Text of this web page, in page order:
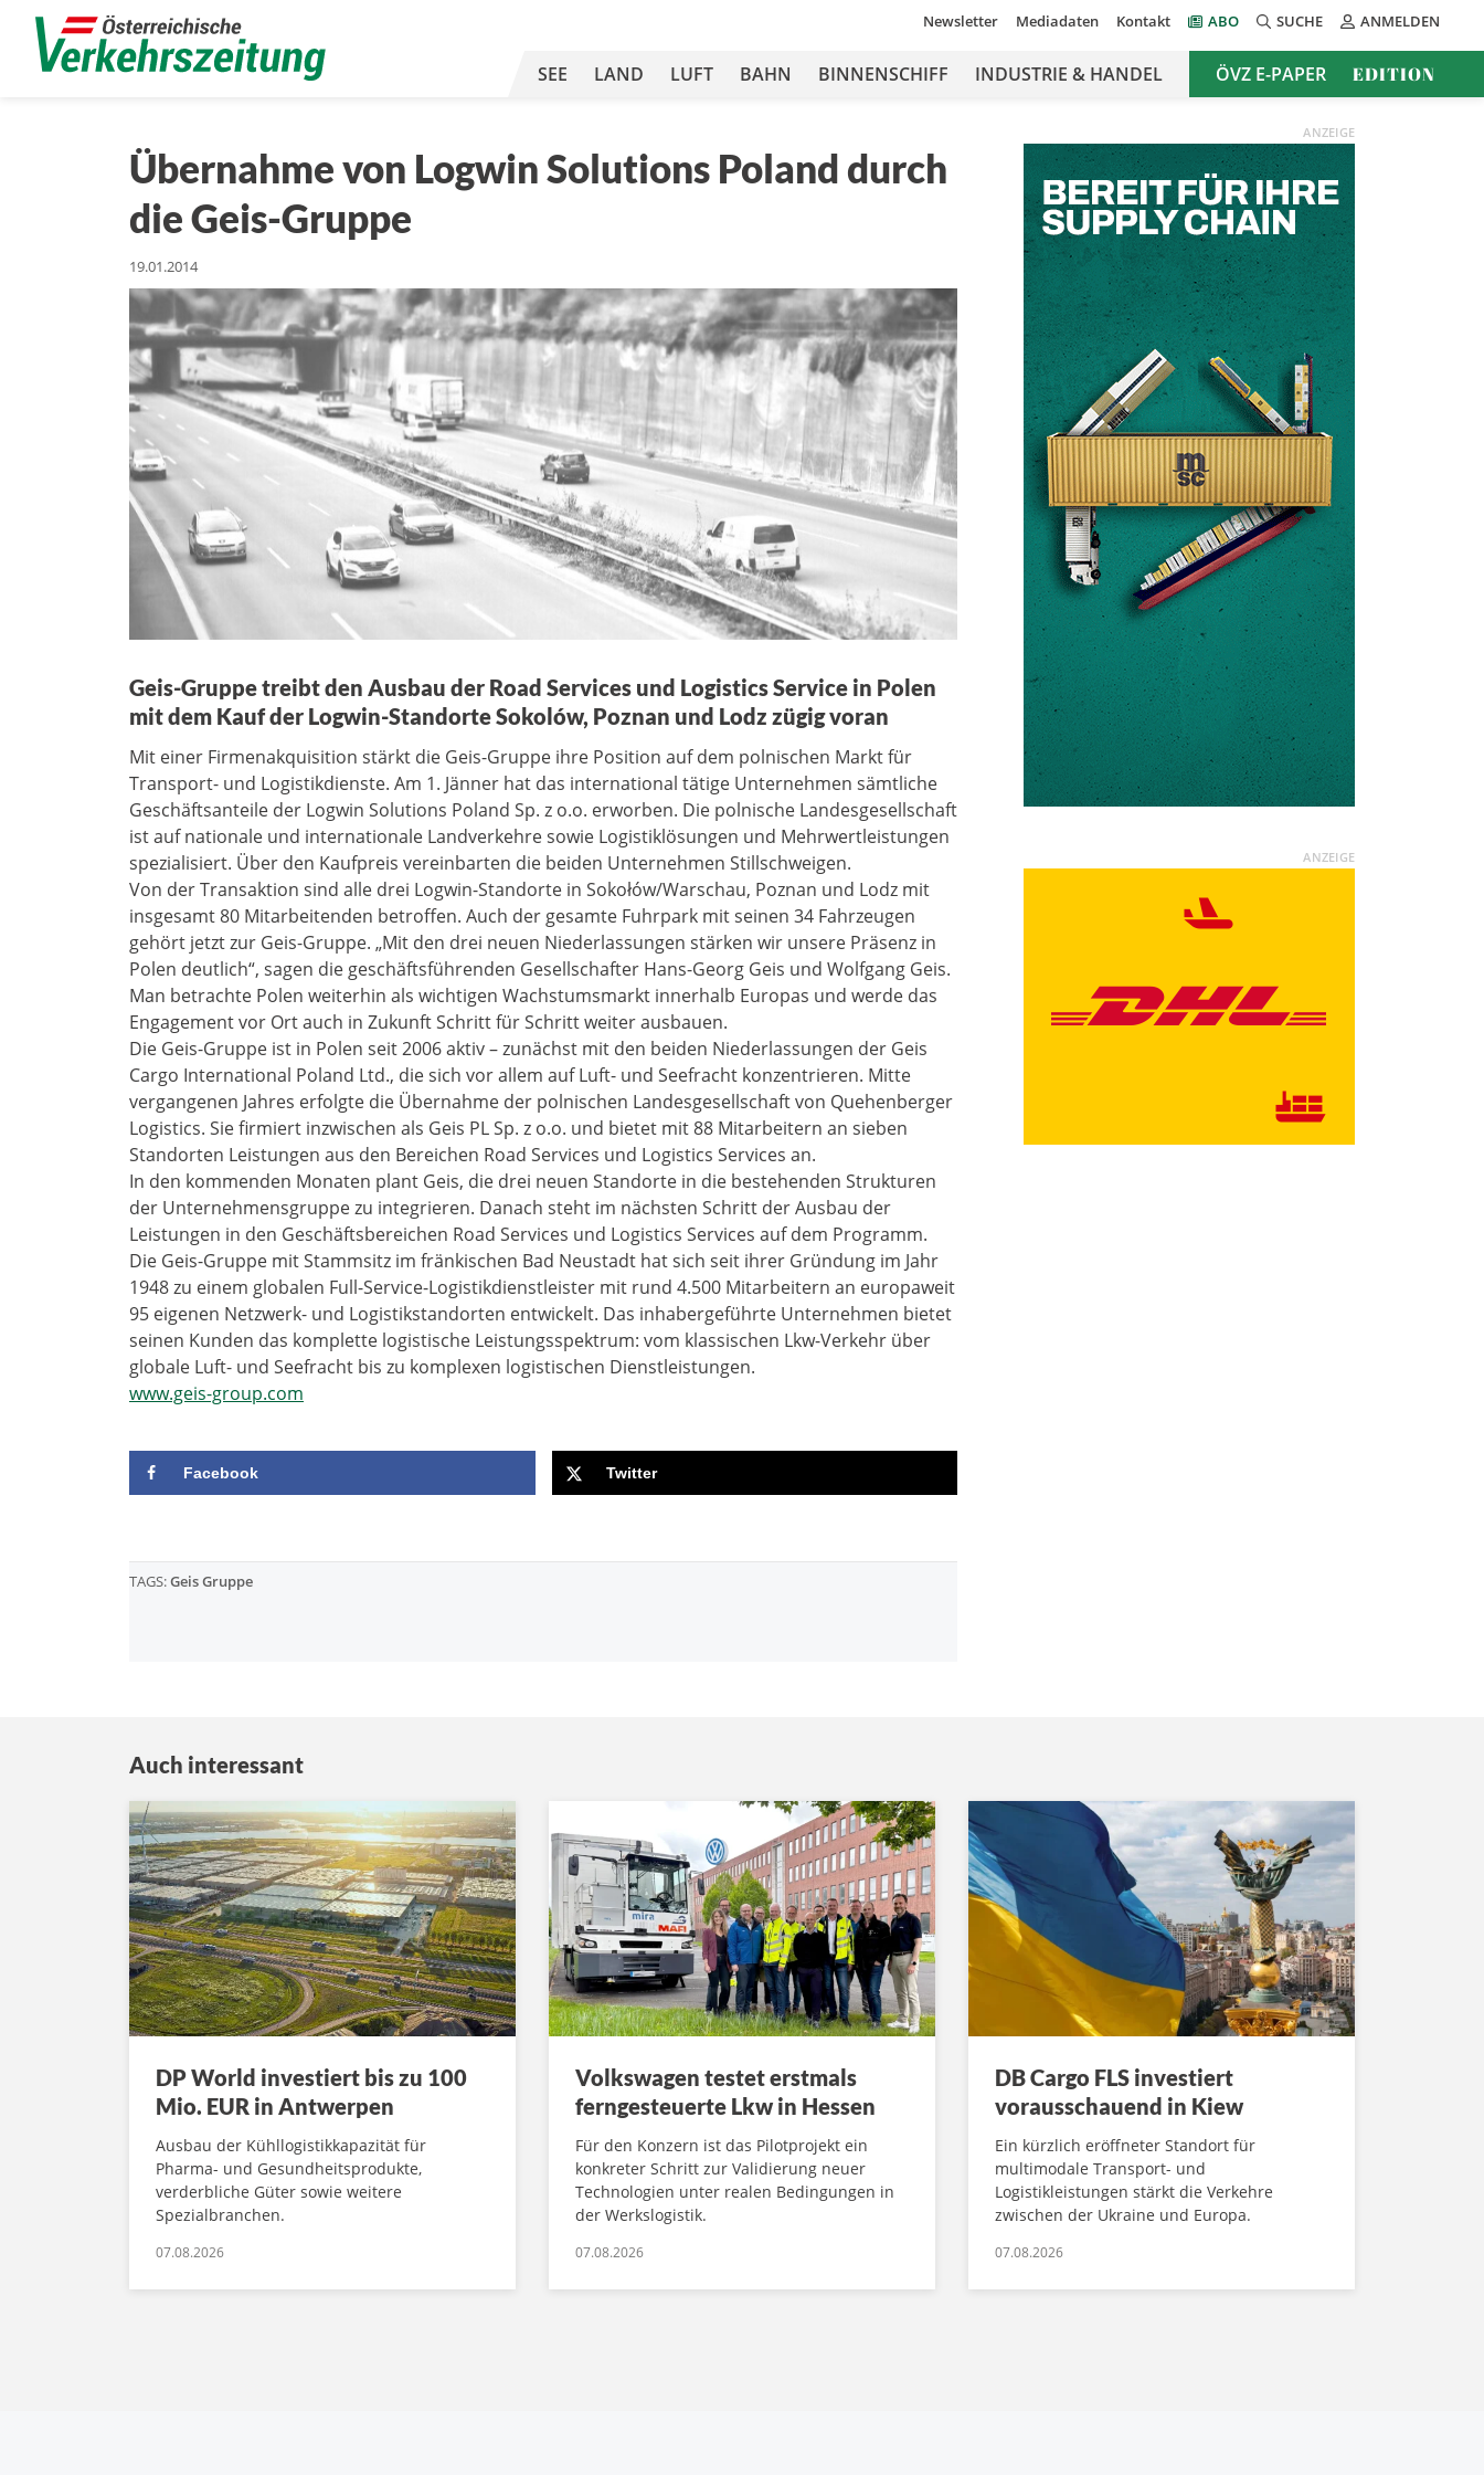
Newsletter Mediadaten Kontakt ABO SUCHE ANMELDEN
SEE LAND LUFT BAHN BINNENSCHIFF INDUSTRIE & HANDEL ÖVZ E-PAPER EDITION
Übernahme von Logwin Solutions Poland durch
die Geis-Gruppe
19.01.2014
Geis-Gruppe treibt den Ausbau der Road Services und Logistics Service in Polen
mit dem Kauf der Logwin-Standorte Sokolów, Poznan und Lodz zügig voran
Mit einer Firmenakquisition stärkt die Geis-Gruppe ihre Position auf dem polnischen Markt für
Transport- und Logistikdienste. Am 1. Jänner hat das international tätige Unternehmen sämtliche
Geschäftsanteile der Logwin Solutions Poland Sp. z o.o. erworben. Die polnische Landesgesellschaft
ist auf nationale und internationale Landverkehre sowie Logistiklösungen und Mehrwertleistungen
spezialisiert. Über den Kaufpreis vereinbarten die beiden Unternehmen Stillschweigen.
Von der Transaktion sind alle drei Logwin-Standorte in Sokołów/Warschau, Poznan und Lodz mit
insgesamt 80 Mitarbeitenden betroffen. Auch der gesamte Fuhrpark mit seinen 34 Fahrzeugen
gehört jetzt zur Geis-Gruppe. „Mit den drei neuen Niederlassungen stärken wir unsere Präsenz in
Polen deutlich“, sagen die geschäftsführenden Gesellschafter Hans-Georg Geis und Wolfgang Geis.
Man betrachte Polen weiterhin als wichtigen Wachstumsmarkt innerhalb Europas und werde das
Engagement vor Ort auch in Zukunft Schritt für Schritt weiter ausbauen.
Die Geis-Gruppe ist in Polen seit 2006 aktiv – zunächst mit den beiden Niederlassungen der Geis
Cargo International Poland Ltd., die sich vor allem auf Luft- und Seefracht konzentrieren. Mitte
vergangenen Jahres erfolgte die Übernahme der polnischen Landesgesellschaft von Quehenberger
Logistics. Sie firmiert inzwischen als Geis PL Sp. z o.o. und bietet mit 88 Mitarbeitern an sieben
Standorten Leistungen aus den Bereichen Road Services und Logistics Services an.
In den kommenden Monaten plant Geis, die drei neuen Standorte in die bestehenden Strukturen
der Unternehmensgruppe zu integrieren. Danach steht im nächsten Schritt der Ausbau der
Leistungen in den Geschäftsbereichen Road Services und Logistics Services auf dem Programm.
Die Geis-Gruppe mit Stammsitz im fränkischen Bad Neustadt hat sich seit ihrer Gründung im Jahr
1948 zu einem globalen Full-Service-Logistikdienstleister mit rund 4.500 Mitarbeitern an europaweit
95 eigenen Netzwerk- und Logistikstandorten entwickelt. Das inhabergeführte Unternehmen bietet
seinen Kunden das komplette logistische Leistungsspektrum: vom klassischen Lkw-Verkehr über
globale Luft- und Seefracht bis zu komplexen logistischen Dienstleistungen.
www.geis-group.com
Facebook Twitter
TAGS:Geis Gruppe
ANZEIGE
ANZEIGE
Auch interessant
DP World investiert bis zu 100
Mio. EUR in Antwerpen
Ausbau der Kühllogistikkapazität für
Pharma- und Gesundheitsprodukte,
verderbliche Güter sowie weitere
Spezialbranchen.
07.08.2026
Volkswagen testet erstmals
ferngesteuerte Lkw in Hessen
Für den Konzern ist das Pilotprojekt ein
konkreter Schritt zur Validierung neuer
Technologien unter realen Bedingungen in
der Werkslogistik.
07.08.2026
DB Cargo FLS investiert
vorausschauend in Kiew
Ein kürzlich eröffneter Standort für
multimodale Transport- und
Logistikleistungen stärkt die Verkehre
zwischen der Ukraine und Europa.
07.08.2026